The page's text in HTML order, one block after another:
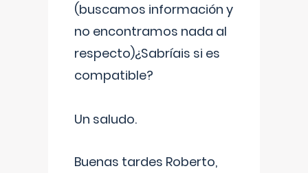
(buscamos información y
no encontramos nada al
respecto)¿Sabríais si es
compatible?
Un saludo.
Buenas tardes Roberto,